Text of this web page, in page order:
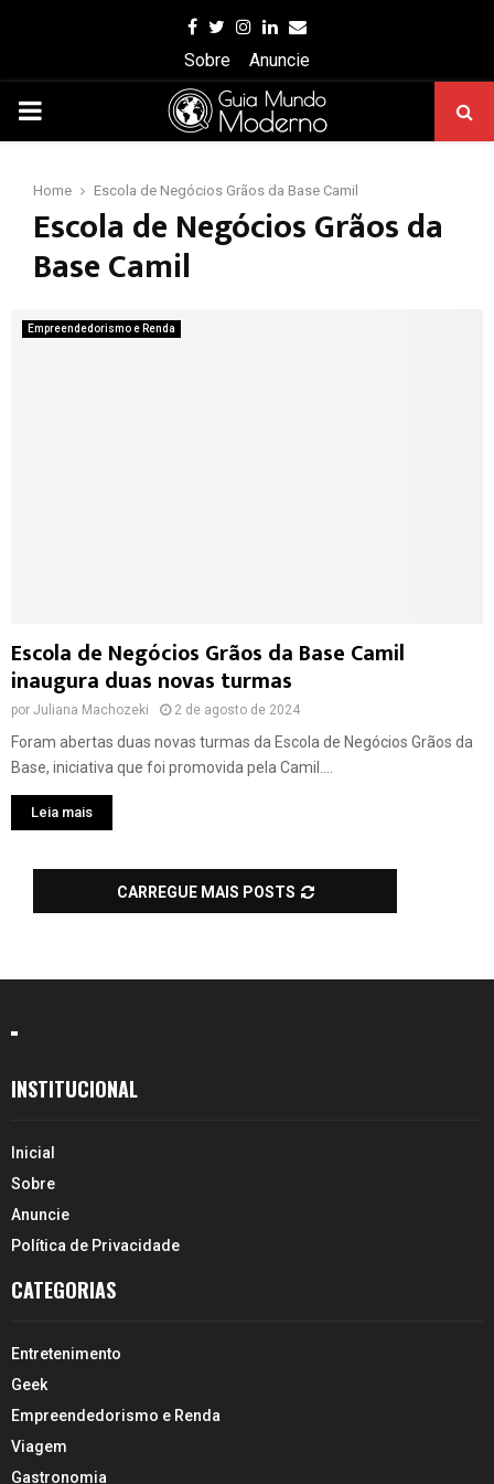
Facebook
Twitter
Instagram
Linkedin
Email
Sobre
Anuncie
PRIMARY
Home Escola de Negócios Grãos da Base Camil
Escola de Negócios Grãos da
Base Camil
Empreendedorismo e Renda
Escola de Negócios Grãos da Base Camil
inaugura duas novas turmas
por Juliana Machozeki 2 de agosto de 2024
Foram abertas duas novas turmas da Escola de Negócios Grãos da
Base, iniciativa que foi promovida pela Camil....
Leia mais
CARREGUE MAIS POSTS
INSTITUCIONAL
Inicial
Sobre
Anuncie
Política de Privacidade
CATEGORIAS
Entretenimento
Geek
Empreendedorismo e Renda
Viagem
Gastronomia